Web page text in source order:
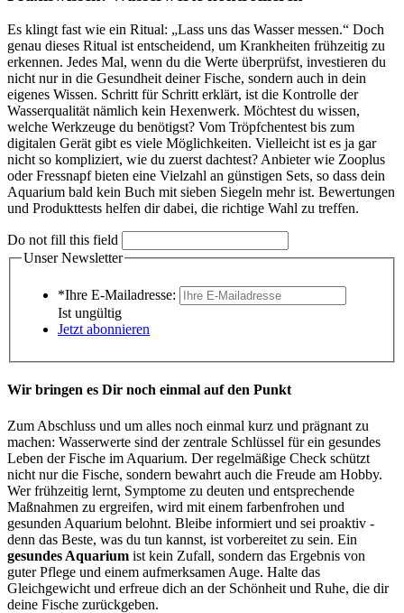
Es klingt fast wie ein Ritual: „Lass uns das Wasser messen.“ Doch
genau dieses Ritual ist entscheidend, um Krankheiten frühzeitig zu
erkennen. Jedes Mal, wenn du die Werte überprüfst, investieren du
nicht nur in die Gesundheit deiner Fische, sondern auch in dein
eigenes Wissen. Schritt für Schritt erklärt, ist die Kontrolle der
Wasserqualität nämlich kein Hexenwerk. Möchtest du wissen,
welche Werkzeuge du benötigst? Vom Tröpfchentest bis zum
digitalen Gerät gibt es viele Möglichkeiten. Vielleicht ist es ja gar
nicht so kompliziert, wie du zuerst dachtest? Anbieter wie Zooplus
oder Fressnapf bieten eine Vielzahl an günstigen Sets, so dass dein
Aquarium bald kein Buch mit sieben Siegeln mehr ist. Bewertungen
und Produkttests helfen dir dabei, die richtige Wahl zu treffen.
Do not fill this field
Unser Newsletter
*Ihre E-Mailadresse:
Ist ungültig
Jetzt abonnieren
Wir bringen es Dir noch einmal auf den Punkt
Zum Abschluss und um alles noch einmal kurz und prägnant zu
machen: Wasserwerte sind der zentrale Schlüssel für ein gesundes
Leben der Fische im Aquarium. Der regelmäßige Check schützt
nicht nur die Fische, sondern bewahrt auch die Freude am Hobby.
Wer frühzeitig lernt, Symptome zu deuten und entsprechende
Maßnahmen zu ergreifen, wird mit einem farbenfrohen und
gesunden Aquarium belohnt. Bleibe informiert und sei proaktiv -
denn das Beste, was du tun kannst, ist vorbereitet zu sein. Ein
gesundes Aquarium ist kein Zufall, sondern das Ergebnis von
guter Pflege und einem aufmerksamen Auge. Halte das
Gleichgewicht und erfreue dich an der Schönheit und Ruhe, die dir
deine Fische zurückgeben.